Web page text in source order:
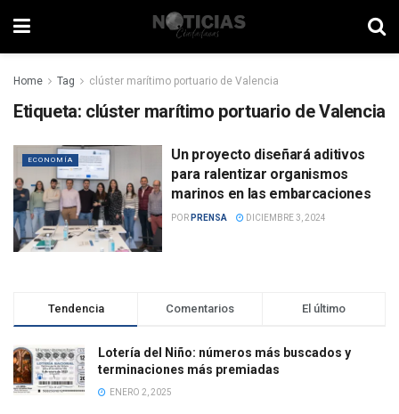
Home Tag clúster marítimo portuario de Valencia
Etiqueta: clúster marítimo portuario de Valencia
ECONOMÍA
Un proyecto diseñará aditivos
para ralentizar organismos
marinos en las embarcaciones
POR PRENSA DICIEMBRE 3, 2024
Tendencia Comentarios El último
Lotería del Niño: números más buscados y
terminaciones más premiadas
ENERO 2, 2025